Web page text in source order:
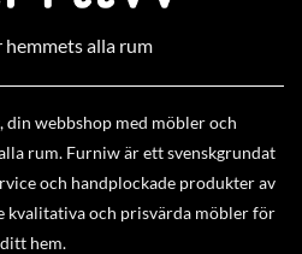
alla rum
webbshop med möbler och
rum. Furniw är ett svenskgrundat
och handplockade produkter av
kvalitativa och prisvärda möbler för
ditt hem.